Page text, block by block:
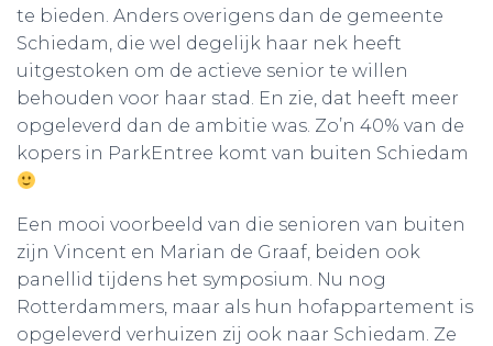
te bieden. Anders overigens dan de gemeente
Schiedam, die wel degelijk haar nek heeft
uitgestoken om de actieve senior te willen
behouden voor haar stad. En zie, dat heeft meer
opgeleverd dan de ambitie was. Zo’n 40% van de
kopers in ParkEntree komt van buiten Schiedam
Een mooi voorbeeld van die senioren van buiten
zijn Vincent en Marian de Graaf, beiden ook
panellid tijdens het symposium. Nu nog
Rotterdammers, maar als hun hofappartement is
opgeleverd verhuizen zij ook naar Schiedam. Ze